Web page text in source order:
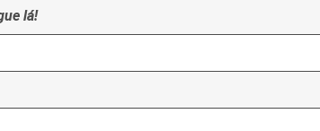
lá!